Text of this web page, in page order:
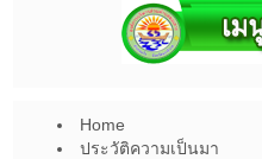
Home
ประวัติความเป็นมา